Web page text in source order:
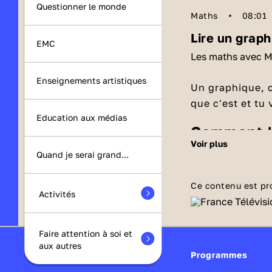
Questionner le monde
EMC
Enseignements artistiques
Education aux médias
Quand je serai grand...
Activités
Faire attention à soi et
aux autres
Maths 08:01
Lire un
Les maths avec
Un graphique,
que c'est et tu
Voici un
filles, les
croiser les
garçon, là où
CM2, regarde
voir plus
Ce contenu est
Programmes